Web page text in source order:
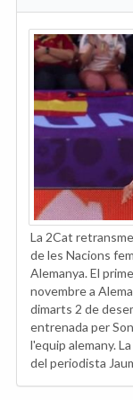
La 2Cat
de les Nacions
Alemanya. El
novembre a
dimarts 2 de
entrenada per
l'equip alemany.
del periodista